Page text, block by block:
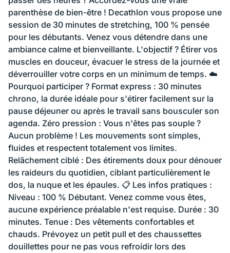
parenthèse de bien-être ! Decathlon vous propose une
session de 30 minutes de stretching, 100 % pensée
pour les débutants. Venez vous détendre dans une
ambiance calme et bienveillante. L'objectif ? Étirer vos
muscles en douceur, évacuer le stress de la journée et
déverrouiller votre corps en un minimum de temps. ☁️
Pourquoi participer ? Format express : 30 minutes
chrono, la durée idéale pour s'étirer facilement sur la
pause déjeuner ou après le travail sans bousculer son
agenda. Zéro pression : Vous n'êtes pas souple ?
Aucun problème ! Les mouvements sont simples,
fluides et respectent totalement vos limites.
Relâchement ciblé : Des étirements doux pour dénouer
les raideurs du quotidien, ciblant particulièrement le
dos, la nuque et les épaules. 📋 Les infos pratiques :
Niveau : 100 % Débutant. Venez comme vous êtes,
aucune expérience préalable n'est requise. Durée : 30
minutes. Tenue : Des vêtements confortables et
chauds. Prévoyez un petit pull et des chaussettes
douillettes pour ne pas vous refroidir lors des